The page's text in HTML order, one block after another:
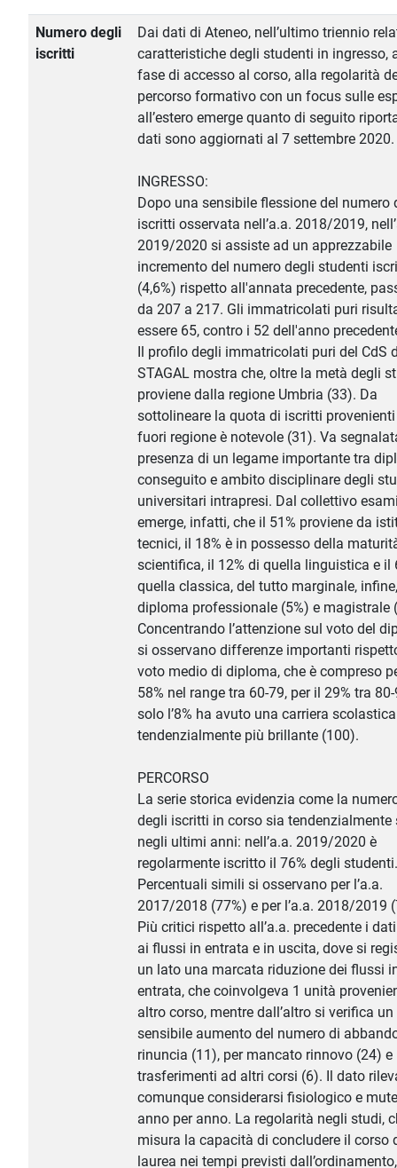
Numero degli
iscritti
Dai dati di Ateneo, nell’ultimo triennio
caratteristiche degli studenti in ingresso,
fase di accesso al corso, alla regolarità
percorso formativo con un focus sulle
all’estero emerge quanto di seguito
dati sono aggiornati al 7 settembre 2020.
INGRESSO:
Dopo una sensibile flessione del numero
iscritti osservata nell’a.a. 2018/2019,
2019/2020 si assiste ad un apprezzabile
incremento del numero degli studenti
(4,6%) rispetto all'annata precedente,
da 207 a 217. Gli immatricolati puri
essere 65, contro i 52 dell'anno
Il profilo degli immatricolati puri del CdS
STAGAL mostra che, oltre la metà degli
proviene dalla regione Umbria (33). Da
sottolineare la quota di iscritti
fuori regione è notevole (31). Va
presenza di un legame importante tra
conseguito e ambito disciplinare degli
universitari intrapresi. Dal collettivo
emerge, infatti, che il 51% proviene da
tecnici, il 18% è in possesso della
scientifica, il 12% di quella linguistica e il
quella classica, del tutto marginale,
diploma professionale (5%) e magistrale
Concentrando l’attenzione sul voto del
si osservano differenze importanti
voto medio di diploma, che è compreso
58% nel range tra 60-79, per il 29% tra 80-
solo l’8% ha avuto una carriera scolastica
tendenzialmente più brillante (100).
PERCORSO
La serie storica evidenzia come la
degli iscritti in corso sia tendenzialmente
negli ultimi anni: nell’a.a. 2019/2020 è
regolarmente iscritto il 76% degli studenti.
Percentuali simili si osservano per l’a.a.
2017/2018 (77%) e per l’a.a. 2018/2019
Più critici rispetto all’a.a. precedente i
ai flussi in entrata e in uscita, dove si
un lato una marcata riduzione dei flussi
entrata, che coinvolgeva 1 unità
altro corso, mentre dall’altro si verifica un
sensibile aumento del numero di
rinuncia (11), per mancato rinnovo (24) e
trasferimenti ad altri corsi (6). Il dato
comunque considerarsi fisiologico e
anno per anno. La regolarità negli studi,
misura la capacità di concludere il corso
laurea nei tempi previsti